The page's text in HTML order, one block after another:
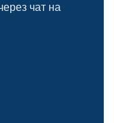
чат на